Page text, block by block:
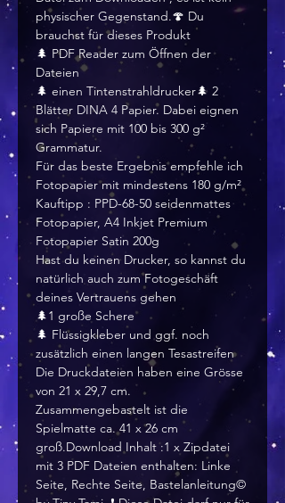
physischer Gegenstand.🍄 Du
brauchst für dieses Produkt
🌲 PDF Reader zum Öffnen der
Dateien
🌲 einen Tintenstrahldrucker🌲 2
Blätter DINA 4 Papier. Dabei eignen
sich Papiere mit 100 bis 300 g²
Grammatur.
Für das beste Ergebnis empfehle ich
Fotopapier mit mindestens 180 g/m²
Kauftipp : PPD-68-50 seidenmattes
Fotopapier, A4 Inkjet Premium
Fotopapier Satin 200g
Hast du keinen Drucker, so kannst du
natürlich auch zum Fotogeschäft
deines Vertrauens gehen
🌲1 große Schere
🌲 Flüssigkleber und ggf. noch
zusätzlich einen langen Tesastreifen
Die Druckdateien haben eine Grösse
von 21 x 29,7 cm.
Zusammengebastelt ist die
Spielmatte ca. 41 x 26 cm
groß.Download Inhalt :1 x Zipdatei
mit 3 PDF Dateien enthalten: Linke
Seite, Rechte Seite, Bastelanleitung©️